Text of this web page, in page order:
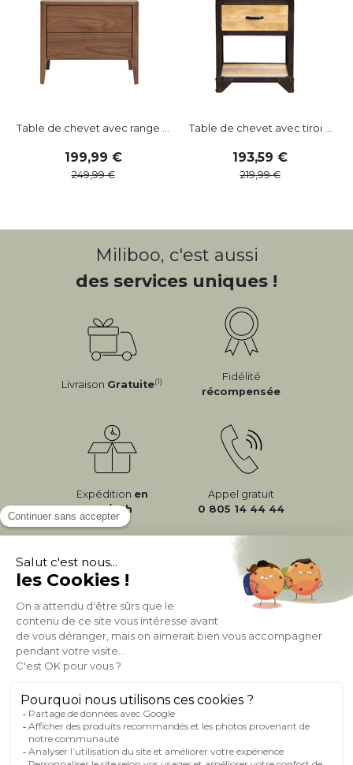
Table de chevet avec range ...
199,99
249,99
Table de chevet avec tiroi ...
193,59
219,99
Miliboo, c'est aussi
des services uniques !
Livraison Gratuite(1)
Fidélité
récompensée
Expédition en
24/72h
Appel gratuit
0 805 14 44 44
À PROPOS DE MILIBOO
AIDE & CONTACT